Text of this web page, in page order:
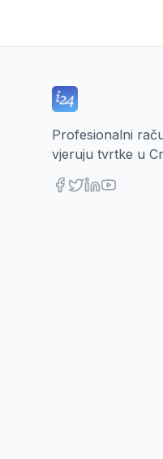
Profesionalni
vjeruju tvrtke u